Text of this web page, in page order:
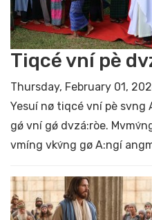
Tiqcé vní pè
Thursday, February 01,
Yesuí nø tiqcé vní pè svng
gǿ vní gǿ dvzá:ròe.
vmíng vkv́ng gø A:ngí